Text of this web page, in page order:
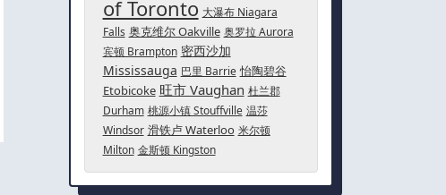
of Toronto 大瀑布 Niagara
Falls 奥克维尔 Oakville 奥罗拉 Aurora
宾顿 Brampton 密西沙加
Mississauga 巴里 Barrie 怡陶碧谷
Etobicoke 旺市 Vaughan 杜兰郡
Durham 桃源小镇 Stouffville 温莎
Windsor 滑铁卢 Waterloo 米尔顿
Milton 金斯顿 Kingston